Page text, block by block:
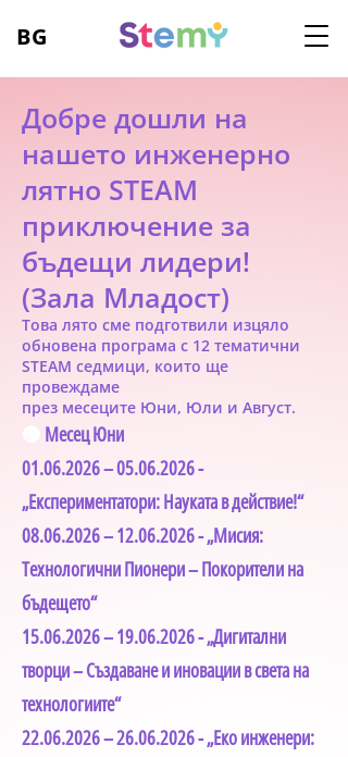
BG
Добре дошли на
нашето инженерно
лятно STEAM
приключение за
бъдещи лидери!
(Зала Младост)
Това лято сме подготвили изцяло
обновена програма с 12 тематични
STEAM седмици, които ще
провеждаме
през месеците Юни, Юли и Август.
Месец Юни
01.06.2026–05.06.2026-
„Експериментатори: Науката в действие!“
08.06.2026–12.06.2026- „Мисия:
Технологични Пионери – Покорители на
бъдещето“
15.06.2026–19.06.2026- „Дигитални
творци – Създаване и иновации в света на
технологиите“
22.06.2026–26.06.2026- „Еко инженери: